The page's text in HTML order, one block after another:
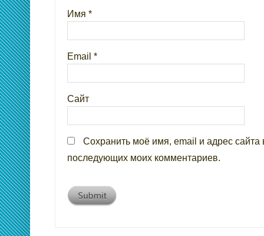
Имя *
Email *
Сайт
Сохранить моё имя, email и адрес сайта
последующих моих комментариев.